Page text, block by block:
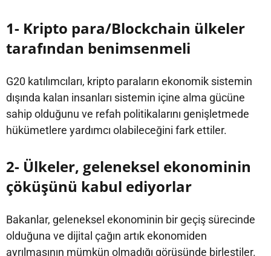
1- Kripto para/Blockchain ülkeler
tarafından benimsenmeli
G20 katılımcıları, kripto paraların ekonomik sistemin
dışında kalan insanları sistemin içine alma gücüne
sahip olduğunu ve refah politikalarını genişletmede
hükümetlere yardımcı olabileceğini fark ettiler.
2- Ülkeler, geleneksel ekonominin
çöküşünü kabul ediyorlar
Bakanlar, geleneksel ekonominin bir geçiş sürecinde
olduğuna ve dijital çağın artık ekonomiden
ayrılmasının mümkün olmadığı görüşünde birleştiler.